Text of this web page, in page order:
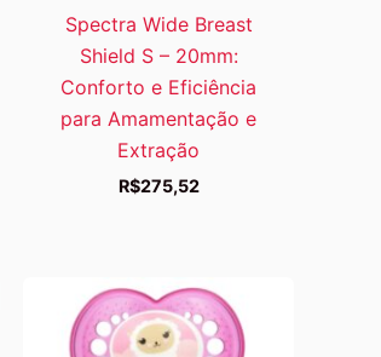
Spectra Wide Breast
Shield S – 20mm:
Conforto e Eficiência
para Amamentação e
Extração
R$275,52